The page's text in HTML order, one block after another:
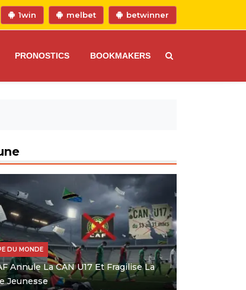
1win melbet betwinner
PRONOSTICS BOOKMAKERS
DU MONDE
Annule La CAN U17 Et Fragilise La
Jeunesse